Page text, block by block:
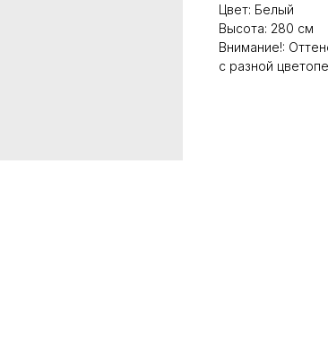
Цвет: Белый
Высота: 280 см
Внимание!:
с разной